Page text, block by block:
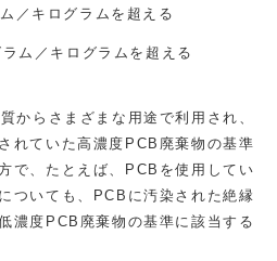
キログラムを超える
／キログラムを超える
からさまざまな用途で利用され、
れていた高濃度PCB廃棄物の基準
で、たとえば、PCBを使用してい
ついても、PCBに汚染された絶縁
濃度PCB廃棄物の基準に該当する